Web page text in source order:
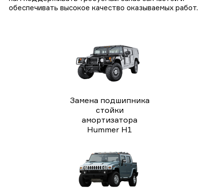
обеспечивать высокое качество оказываемых работ.
Замена подшипника
стойки
амортизатора
Hummer H1